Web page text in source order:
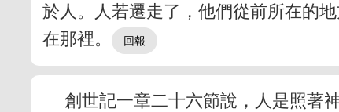
於人。人若遷走了，他們從前所在的
在那裡。
創世記一章二十六節說，人是照著